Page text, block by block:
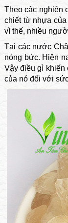
Theo các nghiên
chiết từ nhựa
vì thế, nhiều
Tại các nước
nóng bức. Hiện
Vậy điều gì khiến
của nó đối với